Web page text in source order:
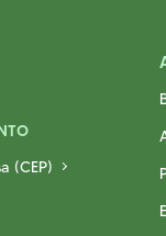
(CEP)